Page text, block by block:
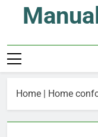
content
Home | Home